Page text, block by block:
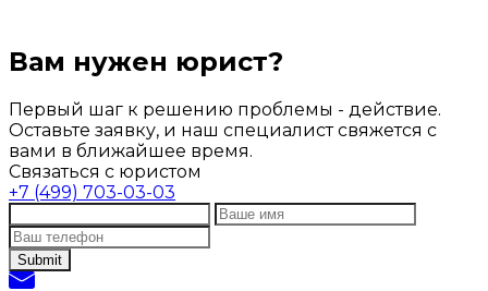
Вам нужен юрист?
Первый шаг к решению проблемы - действие.
Оставьте заявку, и наш специалист свяжется с
вами в ближайшее время.
Связаться с юристом
+7 (499) 703-03-03